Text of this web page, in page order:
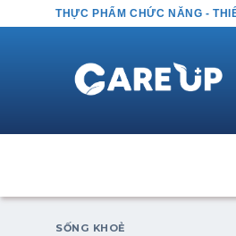
THỰC PHẨM CHỨC NĂNG -
SỐNG KHOẺ